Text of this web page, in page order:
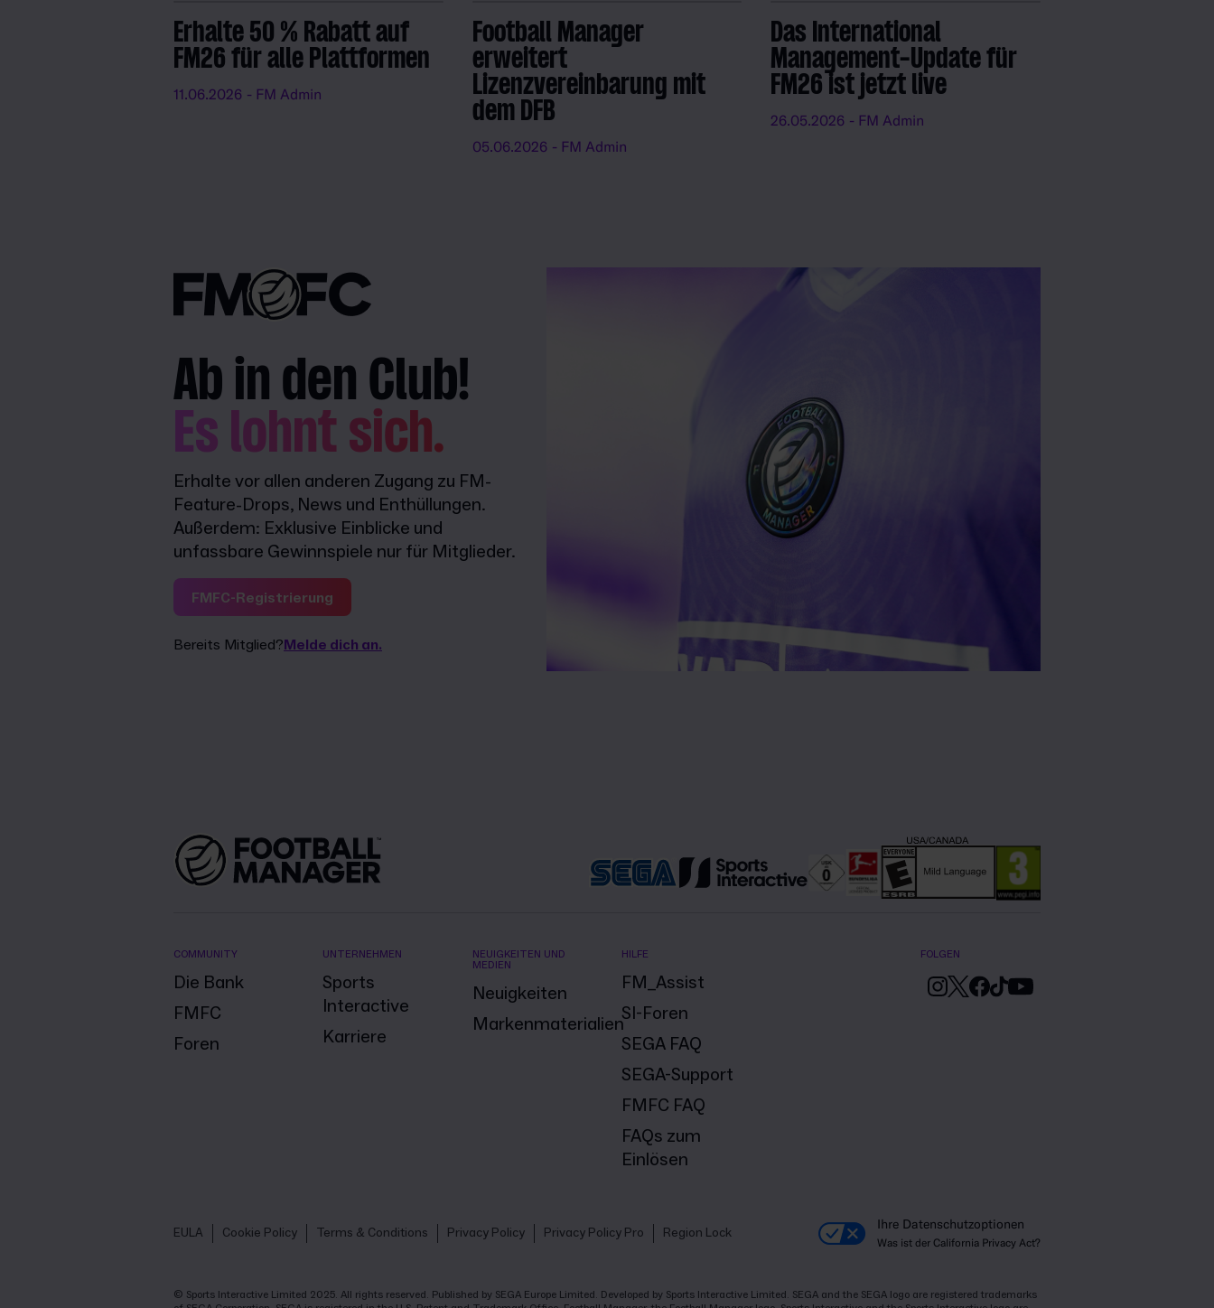
Erhalte 50 % Rabatt auf
FM26 für alle Plattformen
11.06.2026 - FM Admin
Football Manager
erweitert
Lizenzvereinbarung mit
dem DFB
05.06.2026 - FM Admin
Das International
Management-Update für
FM26 ist jetzt live
26.05.2026 - FM Admin
Ab in den Club!
Es lohnt sich.
Erhalte vor allen anderen Zugang zu FM-
Feature-Drops, News und Enthüllungen.
Außerdem: Exklusive Einblicke und
unfassbare Gewinnspiele nur für Mitglieder.
FMFC-Registrierung
Bereits Mitglied?Melde dich an.
COMMUNITY
Die Bank
FMFC
Foren
UNTERNEHMEN
Sports
Interactive
Karriere
NEUIGKEITEN UND
MEDIEN
Neuigkeiten
Markenmaterialien
HILFE
FM_Assist
SI-Foren
SEGA FAQ
SEGA-Support
FMFC FAQ
FAQs zum
Einlösen
FOLGEN
EULA Cookie Policy Terms & Conditions Privacy Policy Privacy Policy Pro Region Lock
Ihre Datenschutzoptionen
Was ist der California Privacy Act?
© Sports Interactive Limited 2025. All rights reserved. Published by SEGA Europe Limited. Developed by Sports Interactive Limited. SEGA and the SEGA logo are registered trademarks